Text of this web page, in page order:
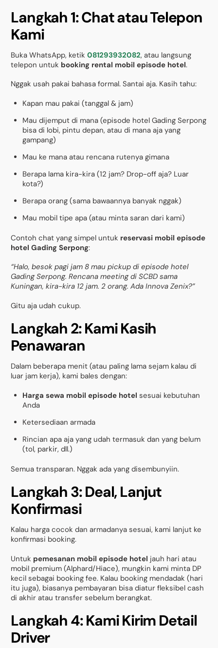
Langkah 1: Chat atau Telepon
Kami
Buka WhatsApp, ketik081293932082, atau langsung
telepon untuk booking rental mobil episode hotel.
Nggak usah pakai bahasa formal. Santai aja. Kasih tahu:
Kapan mau pakai (tanggal & jam)
Mau dijemput di mana (episode hotel Gading Serpong
bisa di lobi, pintu depan, atau di mana aja yang
gampang)
Mau ke mana atau rencana rutenya gimana
Berapa lama kira-kira (12 jam? Drop-off aja? Luar
kota?)
Berapa orang (sama bawaannya banyak nggak)
Mau mobil tipe apa (atau minta saran dari kami)
Contoh chat yang simpel untuk reservasi mobil episode
hotel Gading Serpong:
“Halo, besok pagi jam 8 mau pickup di episode hotel
Gading Serpong. Rencana meeting di SCBD sama
Kuningan, kira-kira 12 jam. 2 orang. Ada Innova Zenix?”
Gitu aja udah cukup.
Langkah 2: Kami Kasih
Penawaran
Dalam beberapa menit (atau paling lama sejam kalau di
luar jam kerja), kami bales dengan:
Harga sewa mobil episode hotel sesuai kebutuhan
Anda
Ketersediaan armada
Rincian apa aja yang udah termasuk dan yang belum
(tol, parkir, dll.)
Semua transparan. Nggak ada yang disembunyiin.
Langkah 3: Deal, Lanjut
Konfirmasi
Kalau harga cocok dan armadanya sesuai, kami lanjut ke
konfirmasi booking.
Untuk pemesanan mobil episode hotel jauh hari atau
mobil premium (Alphard/Hiace), mungkin kami minta DP
kecil sebagai booking fee. Kalau booking mendadak (hari
itu juga), biasanya pembayaran bisa diatur fleksibel cash
di akhir atau transfer sebelum berangkat.
Langkah 4: Kami Kirim Detail
Driver